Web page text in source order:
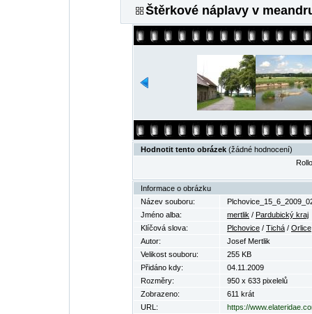
Štěrkové náplavy v
Hodnotit tento obrázek (žádné hodnocení)
Informace o obrázku
Název souboru:
Jméno alba:
mertlik / Pardubický kraj
Klíčová slova:
Plchovice / Tichá / Orlice
Autor:
Josef Mertlik
Velikost souboru:
255 KB
Přidáno kdy:
04.11.2009
Rozměry:
950 x 633 pixelelů
Zobrazeno:
611 krát
URL:
https://